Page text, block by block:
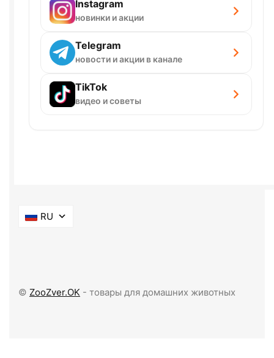
Instagram
новинки и акции
Telegram
новости и акции в канале
TikTok
видео и советы
RU
© ZooZver.OK - товары для домашних животных